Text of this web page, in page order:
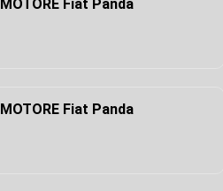
MOTORE Fiat Panda
MOTORE Fiat Panda